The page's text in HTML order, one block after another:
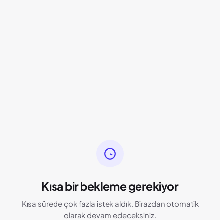
Kısa bir bekleme gerekiyor
Kısa sürede çok fazla istek aldık. Birazdan otomatik
olarak devam edeceksiniz.